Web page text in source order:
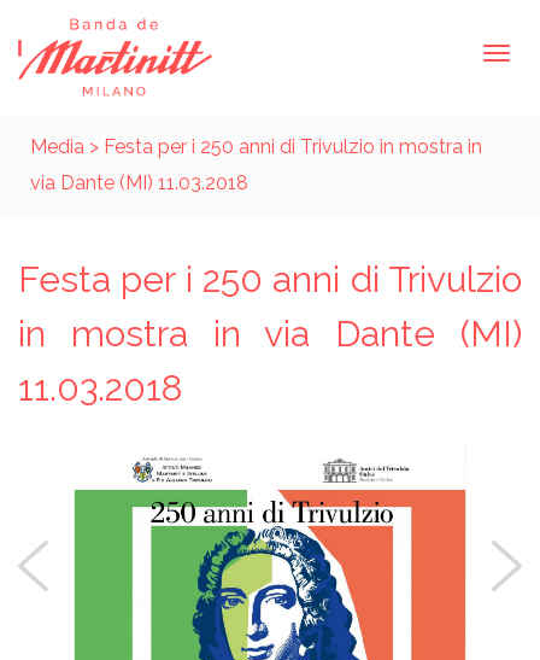
Media > Festa per i 250 anni di Trivulzio in mostra in
via Dante (MI) 11.03.2018
Festa per i 250 anni di Trivulzio
in mostra in via Dante (MI)
11.03.2018